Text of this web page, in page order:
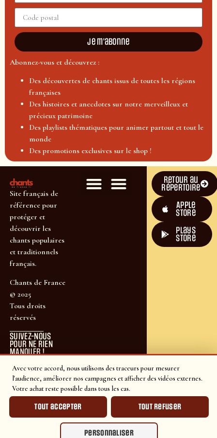
Avec votre accord, nous utilisons des traceurs pour mesurer
l'audience, améliorer nos campagnes et afficher des vidéos externes.
Votre achat reste possible dans tous les cas.
Tout accepter Tout refuser
Personnaliser
Je m'abonne
Abonnez-vous et découvrez :
Des découvertes de chants issus de toutes les régions
françaises
Des histoires et anecdotes sur notre merveilleux et
précieux patrimoine
Des playlists thématiques pour animer partout et tout le
monde
Des promotions exclusives sur le shop !
Site français de
référence pour
protéger et
découvrir les
chants populaires
et traditionnels
français.
Chants de France
© 2025
Tous droits
réservés
SUIVEZ-NOUS
POUR NE RIEN
MANQUER !
Retour au
répertoire
Apple
Store
plays
store